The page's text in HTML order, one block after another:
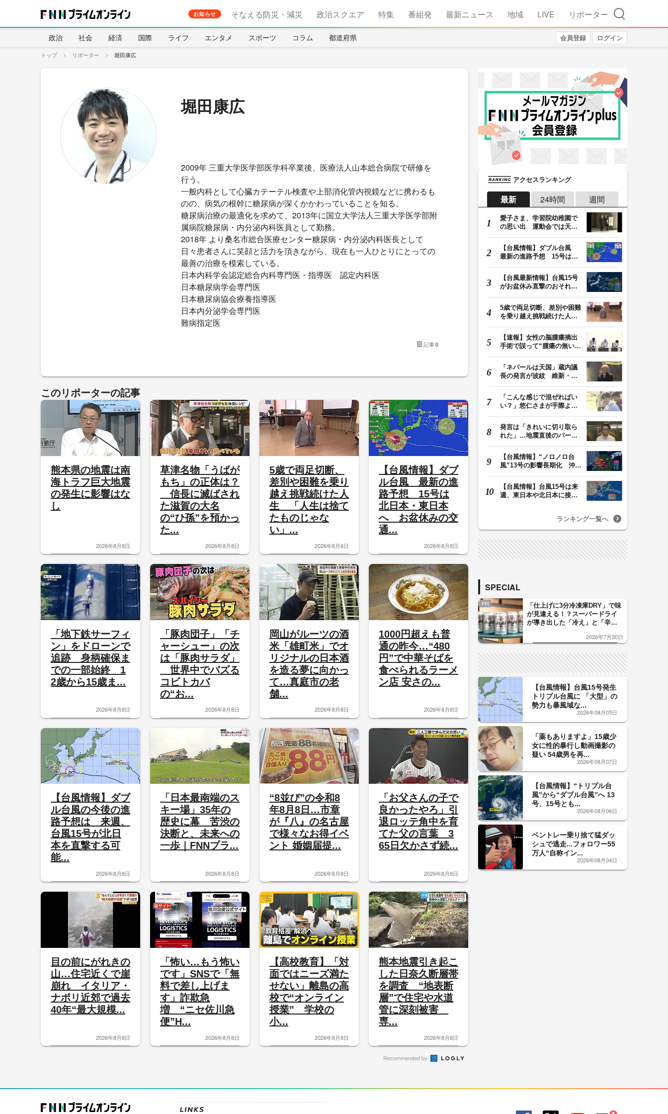
お知らせ そなえる防災・減災 政治スクエア 特集 番組発 最新ニュース 地域 LIVE リポーター 検索
政治 社会 経済 国際 ライフ エンタメ スポーツ コラム 都道府県 会員登録 ログイン
トップ リポーター 堀田康広
堀田康広
2009年 三重大学医学部医学科卒業後、医療法人山本総合病院で研修を
行う。
一般内科として心臓カテーテル検査や上部消化管内視鏡などに携わるも
のの、病気の根幹に糖尿病が深くかかわっていることを知る。
糖尿病治療の最適化を求めて、2013年に国立大学法人三重大学医学部附
属病院糖尿病・内分泌内科医員として勤務。
2018年 より桑名市総合医療センター糖尿病・内分泌内科医長として
日々患者さんに笑顔と活力を頂きながら、現在も一人ひとりにとっての
最善の治療を模索している。
日本内科学会認定総合内科専門医・指導医 認定内科医
日本糖尿病学会専門医
日本糖尿病協会療養指導医
日本内分泌学会専門医
難病指定医
記事0
このリポーターの記事
熊本県の地震は南
海トラフ巨大地震
の発生に影響はな
し
2026年8月8日
草津名物「うばが
もち」の正体は？
信長に滅ばされ
た滋賀の大名
の“ひ孫”を預かっ
た...
2026年8月8日
5歳で両足切断、
差別や困難を乗り
越え挑戦続けた人
生 「人生は捨て
たものじゃな
い」...
2026年8月8日
【台風情報】ダブ
ル台風 最新の進
路予想 15号は
北日本・東日本
へ お盆休みの交
通...
2026年8月8日
「地下鉄サーフィ
ン」をドローンで
追跡 身柄確保ま
での一部始終 1
2歳から15歳ま...
2026年8月8日
「豚肉団子」「チ
ャーシュー」の次
は「豚肉サラダ」
世界中でバズる
コビトカバ
の“お...
2026年8月8日
岡山がルーツの酒
米「雄町米」でオ
リジナルの日本酒
を造る夢に向かっ
て…真庭市の老
舗...
2026年8月8日
1000円超えも普
通の昨今…“480
円”で中華そばを
食べられるラーメ
ン店 安さの...
2026年8月8日
【台風情報】ダブ
ル台風の今後の進
路予想は 来週、
台風15号が北日
本を直撃する可
能...
2026年8月8日
「日本最南端のス
キー場」35年の
歴史に幕 苦渋の
決断と、未来への
一歩｜FNNプラ...
2026年8月8日
“8並び”の令和8
年8月8日…市章
が『八』の名古屋
で様々なお得イベ
ント 婚姻届提...
2026年8月8日
「お父さんの子で
良かったやろ」引
退ロッテ角中を育
てた父の言葉 3
65日欠かさず続...
2026年8月8日
目の前にがれきの
山…住宅近くで崖
崩れ イタリア・
ナポリ近郊で過去
40年“最大規模...
2026年8月8日
「怖い…もう怖い
です」SNSで「無
料で差し上げま
す」詐欺急
増 “ニセ佐川急
便”H...
2026年8月8日
【高校教育】「対
面ではニーズ満た
せない」離島の高
校で“オンライン
授業” 学校の
小...
2026年8月8日
熊本地震引き起こ
した日奈久断層帯
を調査 “地表断
層”で住宅や水道
管に深刻被害
専...
2026年8月8日
Recommended by
アクセスランキング
最新 24時間 週間
愛子さま、学習院幼稚園で
の思い出 運動会では天皇
【台風情報】ダブル台風
最新の進路予想 15号は北
【台風最新情報】台風15号
がお盆休み直撃のおそれ
5歳で両足切断、差別や困難
を乗り越え挑戦続けた人
【速報】女性の脳腫瘍摘出
手術で誤って“腫瘍の無い部
「ネパールは天国」蔵内議
長の発言が波紋 維新・吉
「こんな感じで混ぜればい
い？」悠仁さまが手際よく
発言は「きれいに切り取ら
れた」…地震直後のパーテ
【台風情報】“ノロノロ台
風”13号の影響長期化 沖縄
【台風情報】台風15号は来
週、東日本や北日本に接近
ランキング一覧へ
SPECIAL
PR
「仕上げに3分冷凍庫DRY」で味
が見違える！？スーパードライ
が導き出した「冷え」と「辛
した「辛口カーブ」が飲み頃の
2026年7月30日
【台風情報】台風15号発生
トリプル台風に 「大型」の
勢力も暴風域な...
2026年08月05日
「薬もありますよ」15歳少
女に性的暴行し動画撮影の
疑い 54歳男を再...
2026年08月07日
【台風情報】“トリプル台
風”から“ダブル台風”へ 13
号、15号とも...
2026年08月06日
ベントレー乗り捨て猛ダッ
シュで逃走...フォロワー55
万人“自称イン...
2026年08月04日